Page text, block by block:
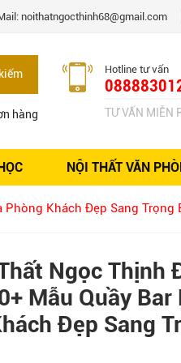
noithatngocthinh68@gmail.com
hàng
Hotline tư vấn
TƯ VẤN MIỄN
NỘI THẤT VĂN
Sáng tạo
Giải pháp thiết kế
Khách Đẹp Sang Trọng
Ngọc Thịnh
Mẫu Quầy Bar
Đẹp Sang